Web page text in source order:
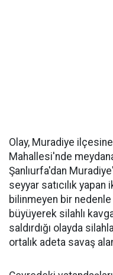
Olay, Muradiye
Mahallesi'nde
Şanlıurfa'dan
seyyar satıcılık yapan
bilinmeyen bir
büyüyerek silahlı
saldırdığı olayda
ortalık adeta savaş